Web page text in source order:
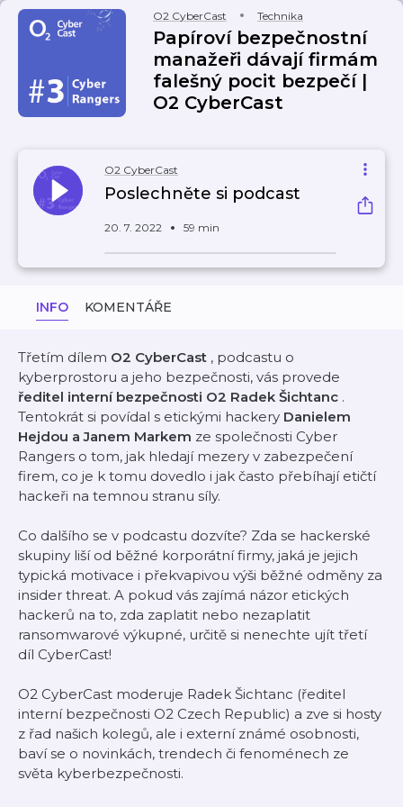
O2 CyberCast Technika
Papíroví bezpečnostní
manažeři dávají firmám
falešný pocit bezpečí |
O2 CyberCast
O2 CyberCast
Poslechněte si podcast
20. 7. 2022 59 min
INFO KOMENTÁŘE
Třetím dílem O2 CyberCast , podcastu o
kyberprostoru a jeho bezpečnosti, vás provede
ředitel interní bezpečnosti O2 Radek Šichtanc .
Tentokrát si povídal s etickými hackery Danielem
Hejdou a Janem Markem ze společnosti Cyber
Rangers o tom, jak hledají mezery v zabezpečení
firem, co je k tomu dovedlo i jak často přebíhají etičtí
hackeři na temnou stranu síly.
Co dalšího se v podcastu dozvíte? Zda se hackerské
skupiny liší od běžné korporátní firmy, jaká je jejich
typická motivace i překvapivou výši běžné odměny za
insider threat. A pokud vás zajímá názor etických
hackerů na to, zda zaplatit nebo nezaplatit
ransomwarové výkupné, určitě si nenechte ujít třetí
díl CyberCast!
O2 CyberCast moderuje Radek Šichtanc (ředitel
interní bezpečnosti O2 Czech Republic) a zve si hosty
z řad našich kolegů, ale i externí známé osobnosti,
baví se o novinkách, trendech či fenoménech ze
světa kyberbezpečnosti.